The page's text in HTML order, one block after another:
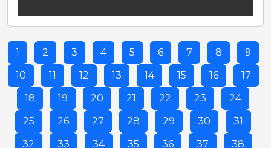
1 2 3 4 5 6 7 8
9
10
11 12 13 14 15 16
17
18
19 20 21 22 23
24
25
26 27 28 29 30
31
32
33 34 35 36 37
38